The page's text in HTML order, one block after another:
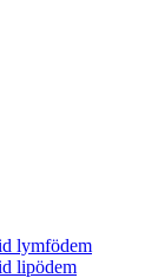
lymfödem
lipödem